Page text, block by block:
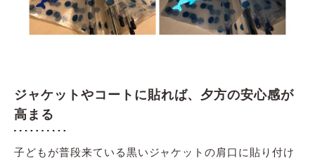
ジャケットやコートに貼れば、夕方の安心感が
高まる
子どもが普段来ている黒いジャケットの肩口に貼り付け